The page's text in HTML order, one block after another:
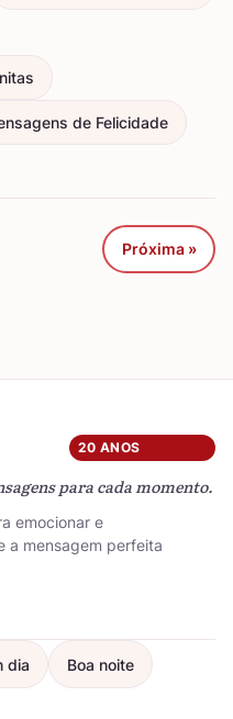
de Felicidade
Próxima »
20 ANOS
para cada momento.
emocionar e
a mensagem perfeita
dia Boa noite